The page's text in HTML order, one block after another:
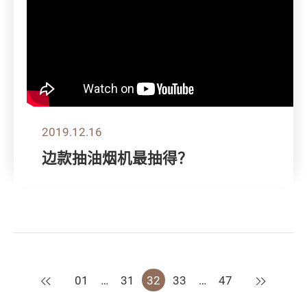
2019.12.16
边款抽油烟机最抽得？
上一页
01 … 31 32 33 … 47 下一页